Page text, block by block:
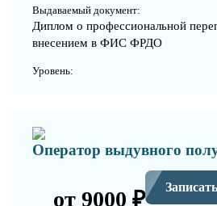
Выдаваемый документ:
Диплом о профессиональной
внесением в ФИС ФРДО
Уровень:
Оператор выдувного
от 9000 ₽